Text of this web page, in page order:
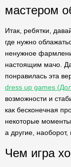
мастером
Итак, ребятки,
где нужно
ненужное
настоящим мачо.
понравилась эта
dress up games
возможности и
как бесконечная
некоторые
а другие,
Чем игра